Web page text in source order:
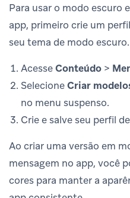
Para usar o modo escuro
app, primeiro crie um
seu tema de modo escuro.
AcesseConteúdo >
SelecioneCriar
no menu suspenso.
Crie e salve seu perfil
Ao criar uma versão em
mensagem no app, você
cores para manter a